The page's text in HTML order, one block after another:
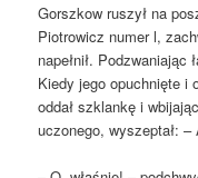
Gorszkow ruszył na
Piotrowicz numer l,
napełnił.
Kiedy jego opuchnięte i
oddał szklankę i
uczonego, wyszeptał: